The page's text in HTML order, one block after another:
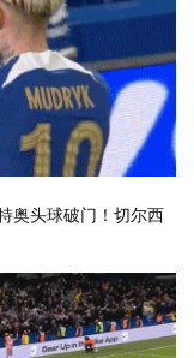
奥头球破门！切尔西